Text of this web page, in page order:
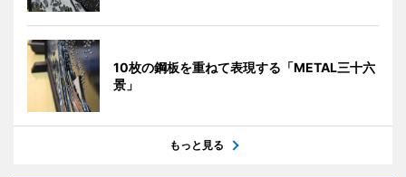
10枚の鋼板を重ねて表現する「METAL三十六
景」
もっと見る